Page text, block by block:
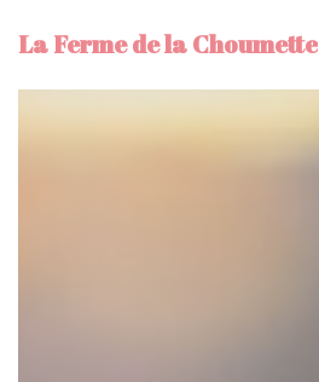
La Ferme de la Choumette